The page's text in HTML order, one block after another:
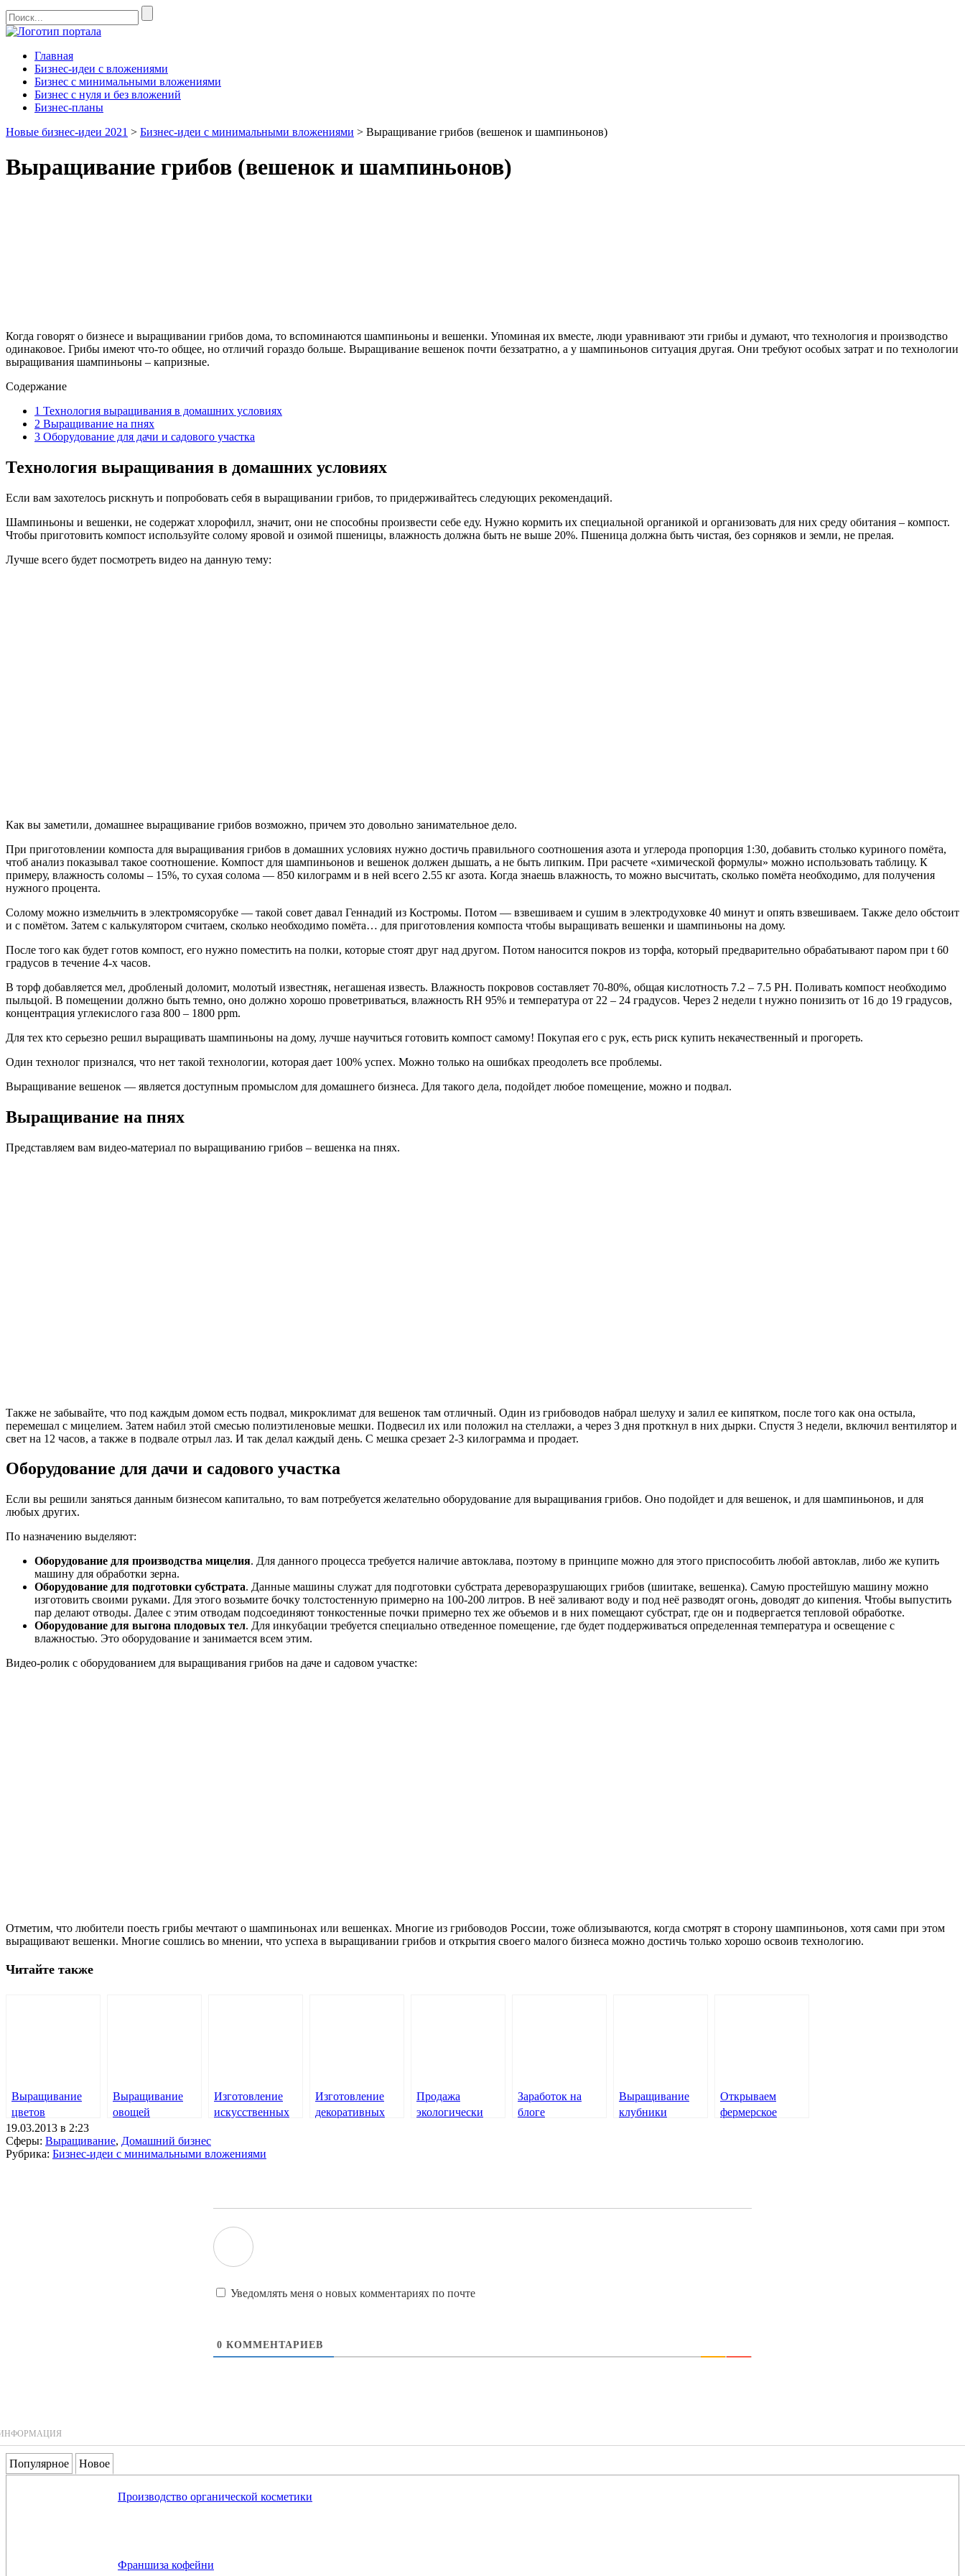
Главная
Бизнес-идеи с вложениями
Бизнес с минимальными вложениями
Бизнес с нуля и без вложений
Бизнес-планы
Новые бизнес-идеи 2021 > Бизнес-идеи с минимальными вложениями > Выращивание грибов (вешенок и шампиньонов)
Выращивание грибов (вешенок и шампиньонов)
Когда говорят о бизнесе и выращивании грибов дома, то вспоминаются шампиньоны и вешенки. Упоминая их вместе, люди уравнивают эти грибы и думают, что технология и производство
одинаковое. Грибы имеют что-то общее, но отличий гораздо больше. Выращивание вешенок почти беззатратно, а у шампиньонов ситуация другая. Они требуют особых затрат и по технологии
выращивания шампиньоны – капризные.
Содержание
1 Технология выращивания в домашних условиях
2 Выращивание на пнях
3 Оборудование для дачи и садового участка
Технология выращивания в домашних условиях
Если вам захотелось рискнуть и попробовать себя в выращивании грибов, то придерживайтесь следующих рекомендаций.
Шампиньоны и вешенки, не содержат хлорофилл, значит, они не способны произвести себе еду. Нужно кормить их специальной органикой и организовать для них среду обитания – компост.
Чтобы приготовить компост используйте солому яровой и озимой пшеницы, влажность должна быть не выше 20%. Пшеница должна быть чистая, без сорняков и земли, не прелая.
Лучше всего будет посмотреть видео на данную тему:
Как вы заметили, домашнее выращивание грибов возможно, причем это довольно занимательное дело.
При приготовлении компоста для выращивания грибов в домашних условиях нужно достичь правильного соотношения азота и углерода пропорция 1:30, добавить столько куриного помёта,
чтоб анализ показывал такое соотношение. Компост для шампиньонов и вешенок должен дышать, а не быть липким. При расчете «химической формулы» можно использовать таблицу. К
примеру, влажность соломы – 15%, то сухая солома — 850 килограмм и в ней всего 2.55 кг азота. Когда знаешь влажность, то можно высчитать, сколько помёта необходимо, для получения
нужного процента.
Солому можно измельчить в электромясорубке — такой совет давал Геннадий из Костромы. Потом — взвешиваем и сушим в электродуховке 40 минут и опять взвешиваем. Также дело обстоит
и с помётом. Затем с калькулятором считаем, сколько необходимо помёта… для приготовления компоста чтобы выращивать вешенки и шампиньоны на дому.
После того как будет готов компост, его нужно поместить на полки, которые стоят друг над другом. Потом наносится покров из торфа, который предварительно обрабатывают паром при t 60
градусов в течение 4-х часов.
В торф добавляется мел, дробленый доломит, молотый известняк, негашеная известь. Влажность покровов составляет 70-80%, общая кислотность 7.2 – 7.5 РН. Поливать компост необходимо
пыльцой. В помещении должно быть темно, оно должно хорошо проветриваться, влажность RH 95% и температура от 22 – 24 градусов. Через 2 недели t нужно понизить от 16 до 19 градусов,
концентрация углекислого газа 800 – 1800 ррm.
Для тех кто серьезно решил выращивать шампиньоны на дому, лучше научиться готовить компост самому! Покупая его с рук, есть риск купить некачественный и прогореть.
Один технолог признался, что нет такой технологии, которая дает 100% успех. Можно только на ошибках преодолеть все проблемы.
Выращивание вешенок — является доступным промыслом для домашнего бизнеса. Для такого дела, подойдет любое помещение, можно и подвал.
Выращивание на пнях
Представляем вам видео-материал по выращиванию грибов – вешенка на пнях.
Также не забывайте, что под каждым домом есть подвал, микроклимат для вешенок там отличный. Один из грибоводов набрал шелуху и залил ее кипятком, после того как она остыла,
перемешал с мицелием. Затем набил этой смесью полиэтиленовые мешки. Подвесил их или положил на стеллажи, а через 3 дня проткнул в них дырки. Спустя 3 недели, включил вентилятор и
свет на 12 часов, а также в подвале отрыл лаз. И так делал каждый день. С мешка срезает 2-3 килограмма и продает.
Оборудование для дачи и садового участка
Если вы решили заняться данным бизнесом капитально, то вам потребуется желательно оборудование для выращивания грибов. Оно подойдет и для вешенок, и для шампиньонов, и для
любых других.
По назначению выделяют:
Оборудование для производства мицелия. Для данного процесса требуется наличие автоклава, поэтому в принципе можно для этого приспособить любой автоклав, либо же купить
машину для обработки зерна.
Оборудование для подготовки субстрата. Данные машины служат для подготовки субстрата дереворазрушающих грибов (шиитаке, вешенка). Самую простейшую машину можно
изготовить своими руками. Для этого возьмите бочку толстостенную примерно на 100-200 литров. В неё заливают воду и под неё разводят огонь, доводят до кипения. Чтобы выпустить
пар делают отводы. Далее с этим отводам подсоединяют тонкостенные почки примерно тех же объемов и в них помещают субстрат, где он и подвергается тепловой обработке.
Оборудование для выгона плодовых тел. Для инкубации требуется специально отведенное помещение, где будет поддерживаться определенная температура и освещение с
влажностью. Это оборудование и занимается всем этим.
Видео-ролик с оборудованием для выращивания грибов на даче и садовом участке:
Отметим, что любители поесть грибы мечтают о шампиньонах или вешенках. Многие из грибоводов России, тоже облизываются, когда смотрят в сторону шампиньонов, хотя сами при этом
выращивают вешенки. Многие сошлись во мнении, что успеха в выращивании грибов и открытия своего малого бизнеса можно достичь только хорошо освоив технологию.
Читайте также
Выращивание
цветов
Выращивание
овощей
Изготовление
искусственных
Изготовление
декоративных
Продажа
экологически
Заработок на
блоге
Выращивание
клубники
Открываем
фермерское
19.03.2013 в 2:23
Сферы: Выращивание, Домашний бизнес
Рубрика: Бизнес-идеи с минимальными вложениями
Уведомлять меня о новых комментариях по почте
0 КОММЕНТАРИЕВ
Популярное Новое
Производство органической косметики
Франшиза кофейни